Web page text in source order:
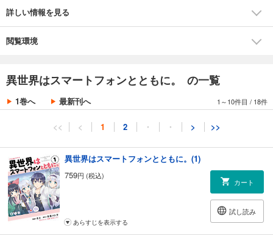
詳しい情報を見る
閲覧環境
異世界はスマートフォンとともに。 の一覧
1巻へ 最新刊へ 1～10件目 / 18件
<< < 1 2 ・ ・ > >>
異世界はスマートフォンとともに。(1)
759円 (税込)
カート
試し読み
あらすじを表示する